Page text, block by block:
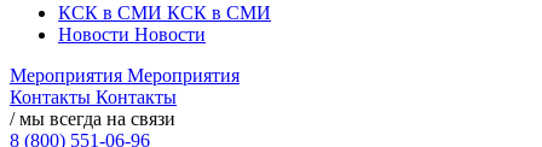
КСК в СМИ КСК в СМИ
Новости Новости
Мероприятия Мероприятия
Контакты Контакты
/ мы всегда на связи
8 (800) 551-06-96